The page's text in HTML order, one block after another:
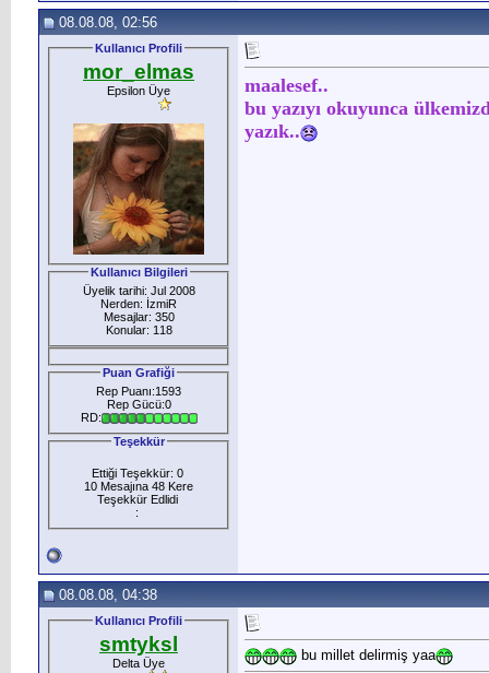
08.08.08, 02:56
Kullanıcı Profili
mor_elmas
Epsilon Üye
Kullanıcı Bilgileri
Üyelik tarihi: Jul 2008
Nerden: İzmiR
Mesajlar: 350
Konular: 118
Puan Grafiği
Rep Puanı:1593
Rep Gücü:0
RD:
Teşekkür
Ettiği Teşekkür: 0
10 Mesajına 48 Kere
Teşekkür Edlidi
:
maalesef..
bu yazıyı okuyunca
yazık..
08.08.08, 04:38
Kullanıcı Profili
smtyksl
Delta Üye bu millet delirmiş yaa